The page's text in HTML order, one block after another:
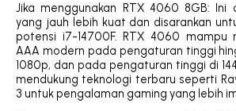
Jika menggunakan RTX 4060 8GB: Ini
yang jauh lebih kuat dan disarankan
potensi i7-14700F. RTX 4060 mampu
AAA modern pada pengaturan tinggi
1080p, dan pada pengaturan tinggi di
mendukung teknologi terbaru seperti
3 untuk pengalaman gaming yang lebih